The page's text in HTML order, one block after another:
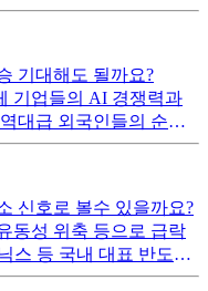
기대해도 될까요?
기업들의 AI 경쟁력과
대급 외국인들의 순매
신호로 볼수 있을까요?
동성 위축 등으로 급락
스 등 국내 대표 반도체
가 변동성이 확대되고